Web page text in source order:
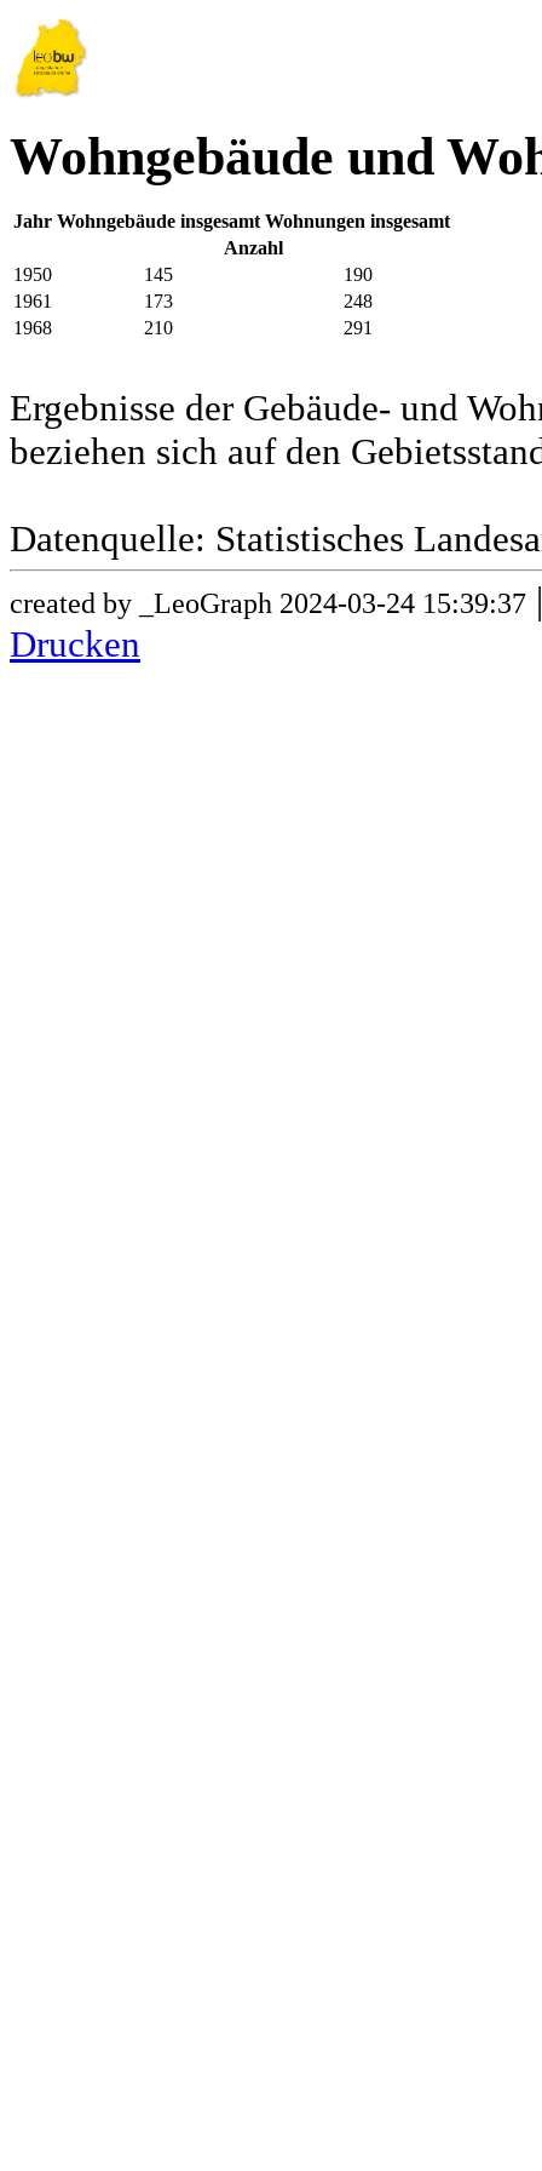
Wohngebäude und
Jahr Wohngebäude insgesamt Wohnungen insgesamt
Anzahl
1950
145
190
1961
173
248
1968
210 291
Ergebnisse der Gebäude- und
beziehen sich auf den
Datenquelle: Statistisches
created by _LeoGraph 2024-03-24 15:39:37
Drucken